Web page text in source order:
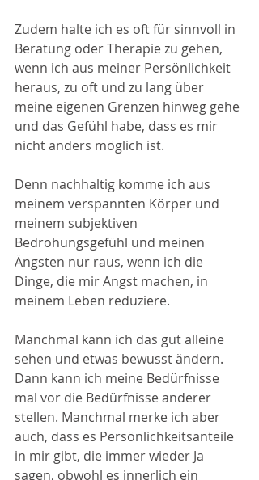
Zudem halte ich es oft für sinnvoll in
Beratung oder Therapie zu gehen,
wenn ich aus meiner Persönlichkeit
heraus, zu oft und zu lang über
meine eigenen Grenzen hinweg gehe
und das Gefühl habe, dass es mir
nicht anders möglich ist.
Denn nachhaltig komme ich aus
meinem verspannten Körper und
meinem subjektiven
Bedrohungsgefühl und meinen
Ängsten nur raus, wenn ich die
Dinge, die mir Angst machen, in
meinem Leben reduziere.
Manchmal kann ich das gut alleine
sehen und etwas bewusst ändern.
Dann kann ich meine Bedürfnisse
mal vor die Bedürfnisse anderer
stellen. Manchmal merke ich aber
auch, dass es Persönlichkeitsanteile
in mir gibt, die immer wieder Ja
sagen, obwohl es innerlich ein